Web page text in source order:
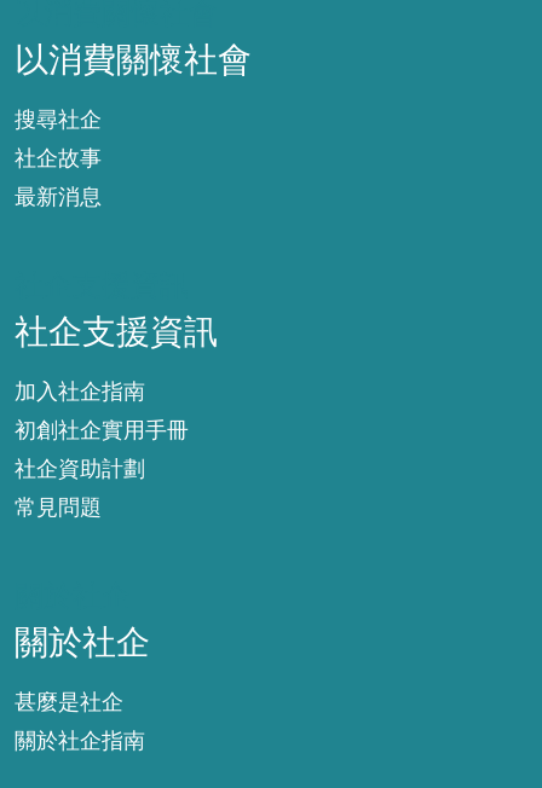
以消費關懷社會
搜尋社企
社企故事
最新消息
社企支援資訊
加入社企指南
初創社企實用手冊
社企資助計劃
常見問題
關於社企
甚麼是社企
關於社企指南